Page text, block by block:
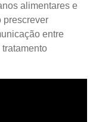
alimentares e
prescrever
entre